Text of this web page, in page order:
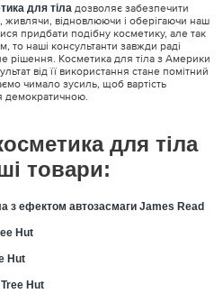
для тіла дозволяє забезпечити
відновлюючи і оберігаючи наш
придбати подібну косметику, але так
то наші консультанти завжди раді
рішення. Косметика для тіла з Америки
від її використання стане помітний
чимало зусиль, щоб вартість
демократичною.
для тіла
товари:
з ефектом автозасмаги James Read
Hut
Hut
Hut